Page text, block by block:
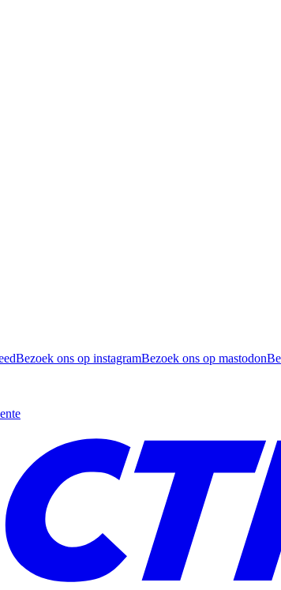
Bezoek ons op instagramBezoek ons op mastodon